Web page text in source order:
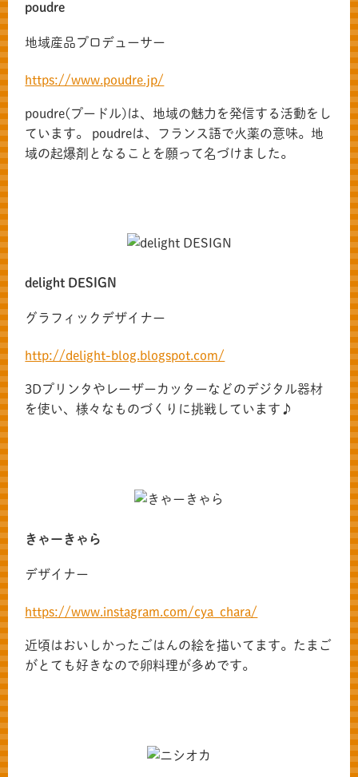
poudre
地域産品プロデューサー
https://www.poudre.jp/
poudre(プードル)は、地域の魅力を発信する活動をし
ています。 poudreは、フランス語で火薬の意味。地
域の起爆剤となることを願って名づけました。
delight DESIGN
グラフィックデザイナー
http://delight-blog.blogspot.com/
3Dプリンタやレーザーカッターなどのデジタル器材
を使い、様々なものづくりに挑戦しています♪
きゃーきゃら
デザイナー
https://www.instagram.com/cya_chara/
近頃はおいしかったごはんの絵を描いてます。たまご
がとても好きなので卵料理が多めです。